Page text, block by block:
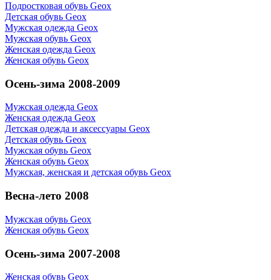
Подростковая обувь Geox
Детская обувь Geox
Мужская одежда Geox
Мужская обувь Geox
Женская одежда Geox
Женская обувь Geox
Осень-зима 2008-2009
Мужская одежда Geox
Женская одежда Geox
Детская одежда и аксессуары Geox
Детская обувь Geox
Мужская обувь Geox
Женская обувь Geox
Мужская, женская и детская обувь Geox
Весна-лето 2008
Мужская обувь Geox
Женская обувь Geox
Осень-зима 2007-2008
Женская обувь Geox